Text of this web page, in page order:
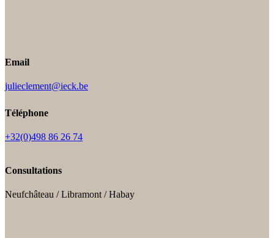
Email
julieclement@ieck.be
Téléphone
+32(0)498 86 26 74
Consultations
Neufchâteau / Libramont / Habay